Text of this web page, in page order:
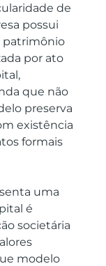
de
possui
patrimônio
por ato
que não
preserva
existência
formais
uma
é
societária
modelo